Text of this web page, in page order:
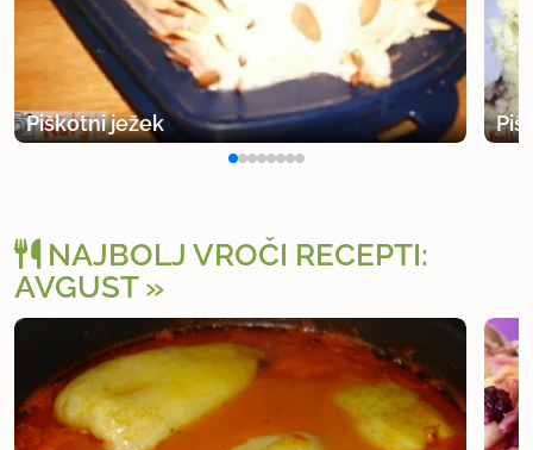
Piškotni ježek
NAJBOLJ VROČI RECEPTI:
AVGUST